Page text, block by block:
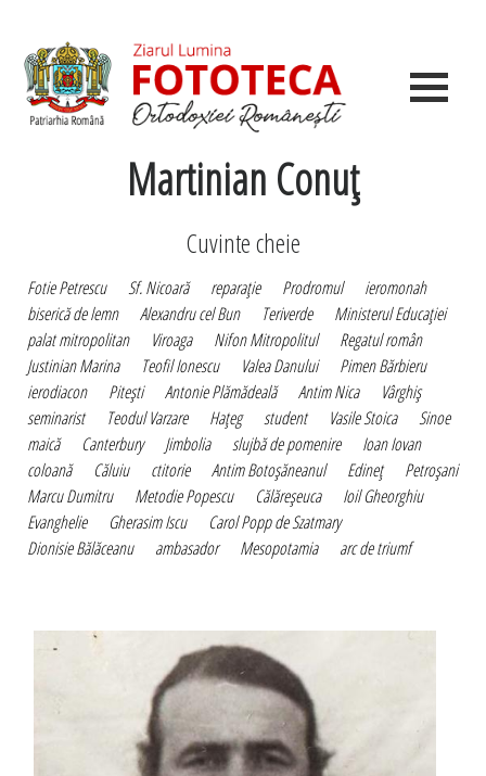
Martinian Conuţ
Cuvinte cheie
Fotie Petrescu Sf. Nicoară reparaţie Prodromul
ieromonah
biserică de lemn
Alexandru cel Bun Teriverde
Ministerul Educaţiei
palat mitropolitan
Viroaga Nifon Mitropolitul
Regatul român
Justinian Marina
Teofil Ionescu Valea Danului
Pimen Bărbieru
ierodiacon
Piteşti Antonie Plămădeală Antim Nica
Vârghiş
seminarist
Teodul Varzare Haţeg student Vasile Stoica
Sinoe
maică
Canterbury Jimbolia slujbă de pomenire
Ioan Iovan
coloană
Căluiu ctitorie Antim Botoşăneanul Edineţ
Petroşani
Marcu Dumitru
Metodie Popescu Călăreşeuca
Ioil Gheorghiu
Evanghelie
Gherasim Iscu
Carol Popp de Szatmary
Dionisie Bălăceanu
ambasador Mesopotamia arc de triumf